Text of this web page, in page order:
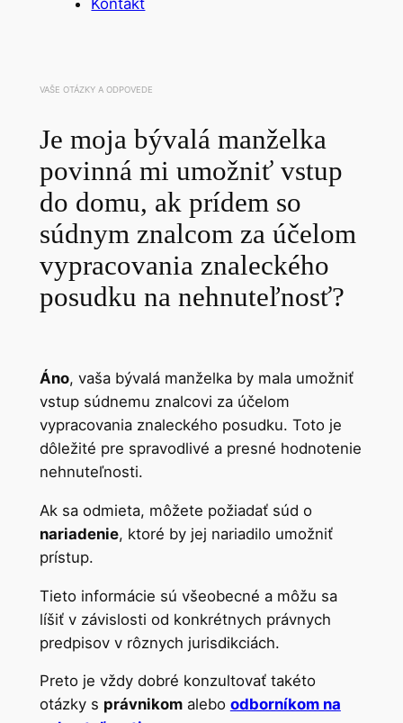
Kontakt
VAŠE OTÁZKY A ODPOVEDE
Je moja bývalá manželka
povinná mi umožniť vstup
do domu, ak prídem so
súdnym znalcom za účelom
vypracovania znaleckého
posudku na nehnuteľnosť?
Áno, vaša bývalá manželka by mala umožniť
vstup súdnemu znalcovi za účelom
vypracovania znaleckého posudku. Toto je
dôležité pre spravodlivé a presné hodnotenie
nehnuteľnosti.
Ak sa odmieta, môžete požiadať súd o
nariadenie, ktoré by jej nariadilo umožniť
prístup.
Tieto informácie sú všeobecné a môžu sa
líšiť v závislosti od konkrétnych právnych
predpisov v rôznych jurisdikciách.
Preto je vždy dobré konzultovať takéto
otázky s právnikomalebo odborníkom na